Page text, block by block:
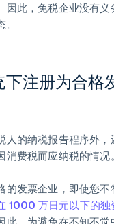
因此，免税企业没有义
注册为合格
人的纳税报告程序外，
消费税而应纳税的情况。
的发票企业，即使您不
1000 万日元以下的独